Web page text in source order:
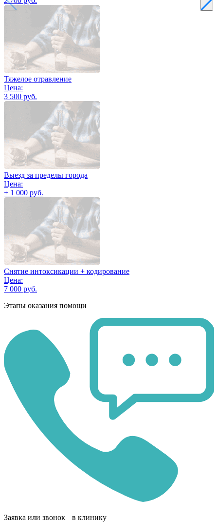
Тяжелое отравление
Цена:
3 500 руб.
Выезд за пределы города
Цена:
+ 1 000 руб.
Снятие интоксикации + кодирование
Цена:
7 000 руб.
Этапы оказания помощи
Заявка или звонок в клинику